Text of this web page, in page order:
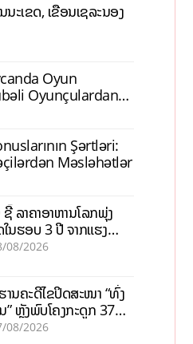
ະເຂດ, ເຂື່ອນເຊລະນອງ
Oyun
Oyunçulardan
Şərtləri:
Məsləhətlər
ຊີ້ ລາຄາອາຫານໂລກພຸ່ງ
ນຮອບ 3 ປີ ຈາກແຮງ
ອງສົງຄາມ, El nino
08/2026
ນຄະດີໄຂປິດສະໜາ “ທົ່ງ
” ຫຼັງພົບໂຄງກະດູກ 37
ຫີນຍັກ
08/2026